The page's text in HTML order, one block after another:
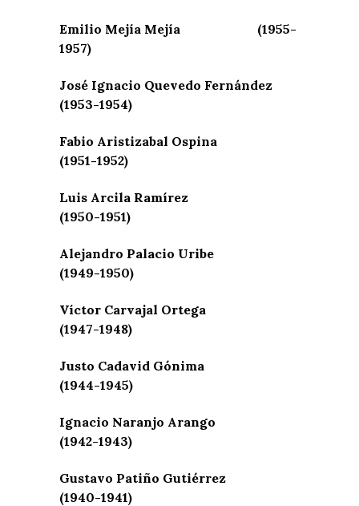
Emilio Mejía Mejía (1955-
1957)
José Ignacio Quevedo Fernández
(1953-1954)
Fabio Aristizabal Ospina
(1951-1952)
Luis Arcila Ramírez
(1950-1951)
Alejandro Palacio Uribe
(1949-1950)
Víctor Carvajal Ortega
(1947-1948)
Justo Cadavid Gónima
(1944-1945)
Ignacio Naranjo Arango
(1942-1943)
Gustavo Patiño Gutiérrez
(1940-1941)